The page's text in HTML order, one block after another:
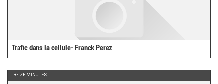
Trafic dans la cellule- Franck Perez
TREIZE MINUTES